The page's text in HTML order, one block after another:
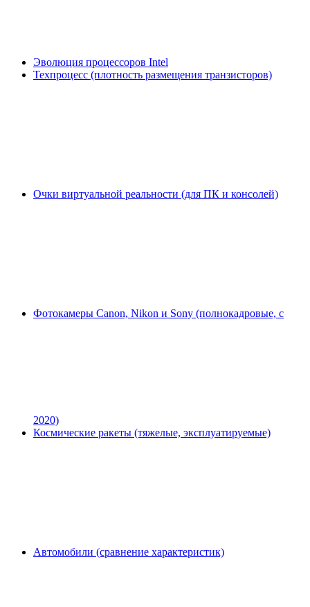
Эволюция процессоров Intel
Техпроцесс (плотность размещения транзисторов)
Очки виртуальной реальности (для ПК и консолей)
Фотокамеры Canon, Nikon и Sony (полнокадровые, с
2020)
Космические ракеты (тяжелые, эксплуатируемые)
Автомобили (сравнение характеристик)